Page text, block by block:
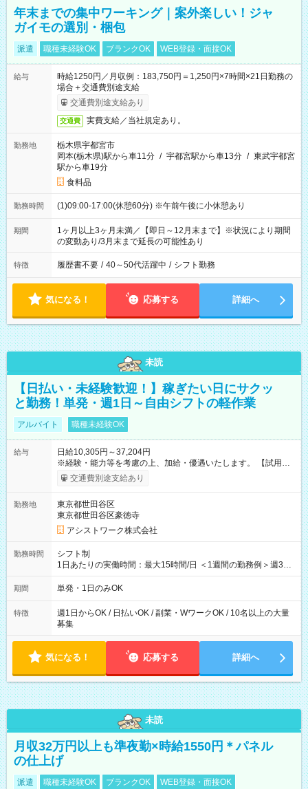
年末までの集中ワーキング｜案外楽しい！ジャ
ガイモの選別・梱包
派遣 職種未経験OK ブランクOK WEB登録・面接OK
給与
時給1250円／月収例：183,750円＝1,250円×7時間×21日勤務の
場合＋交通費別途支給
交通費別途支給あり
交通費 実費支給／当社規定あり。
勤務地
栃木県宇都宮市
岡本(栃木県)駅から車11分 / 宇都宮駅から車13分 / 東武宇都宮
駅から車19分
食料品
勤務時間 (1)09:00-17:00(休憩60分) ※午前午後に小休憩あり
期間
1ヶ月以上3ヶ月未満／【即日～12月末まで】※状況により期間
の変動あり/3月末まで延長の可能性あり
特徴 履歴書不要 / 40～50代活躍中 / シフト勤務
気になる！ 応募する 詳細へ
未読
【日払い・未経験歓迎！】稼ぎたい日にサクッ
と勤務！単発・週1日～自由シフトの軽作業
アルバイト 職種未経験OK
給与
日給10,305円～37,204円
※経験・能力等を考慮の上、加給・優遇いたします。 【試用期
間】試用期間なし
交通費別途支給あり
勤務地
東京都世田谷区
東京都世田谷区豪徳寺
アシストワーク株式会社
勤務時間
シフト制
1日あたりの実働時間：最大15時間/日 ＜1週間の勤務例＞週3回
勤務 勤務：月・水・金 休み：火・木・土・日 好きな時にお仕事
可能です！ ※1日あたりの最大実働時間は日勤、夜勤共に勤務し
期間 単発・1日のみOK
特徴
週1日からOK / 日払いOK / 副業・WワークOK / 10名以上の大量
募集
気になる！ 応募する 詳細へ
未読
月収32万円以上も準夜勤×時給1550円＊パネル
の仕上げ
派遣 職種未経験OK ブランクOK WEB登録・面接OK